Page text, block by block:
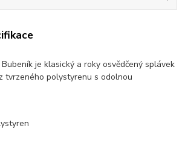
je klasický a roky osvědčený splávek
tvrzeného polystyrenu s odolnou